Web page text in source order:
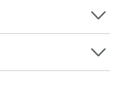
取費用，而匯率會及時告知客人
聯絡我們，告知我們你原本預約